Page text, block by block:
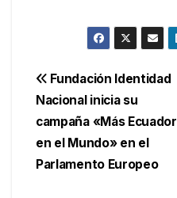
Navegación
de
entradas
Fundación Identidad
Nacional inicia su
campaña «Más Ecuador
en el Mundo» en el
Parlamento Europeo